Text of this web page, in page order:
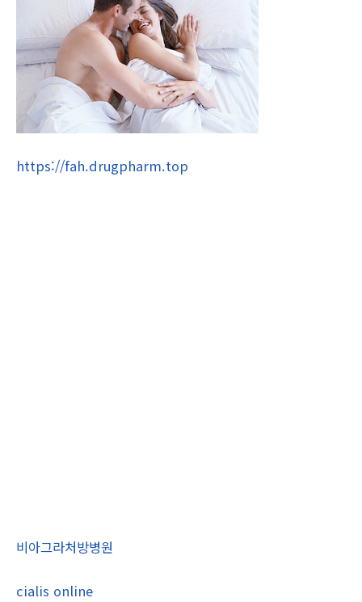
https://fah.drugpharm.top
비아그라처방병원
cialis online